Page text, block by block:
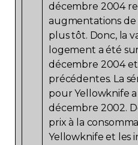
décembre 2004
augmentations
plus tôt. Donc, la
logement a été
décembre 2004
précédentes. La
pour Yellowknife
décembre 2002.
prix à la
Yellowknife et les